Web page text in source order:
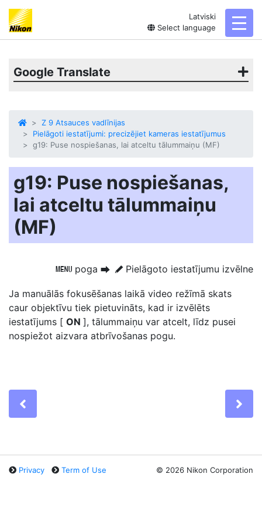
Latviski
Select language
Google Translate
Z 9 Atsauces vadlīnijas
Pielāgoti iestatījumi: precizējiet kameras iestatījumus
g19: Puse nospiešanas, lai atceltu tālummaiņu (MF)
g19: Puse nospiešanas,
lai atceltu tālummaiņu
(MF)
G poga U A Pielāgoto iestatījumu izvēlne
Ja manuālās fokusēšanas laikā video režīmā skats
caur objektīvu tiek pietuvināts, kad ir izvēlēts
iestatījums [ ON ], tālummaiņu var atcelt, līdz pusei
nospiežot aizvara atbrīvošanas pogu.
Privacy Term of Use © 2026 Nikon Corporation